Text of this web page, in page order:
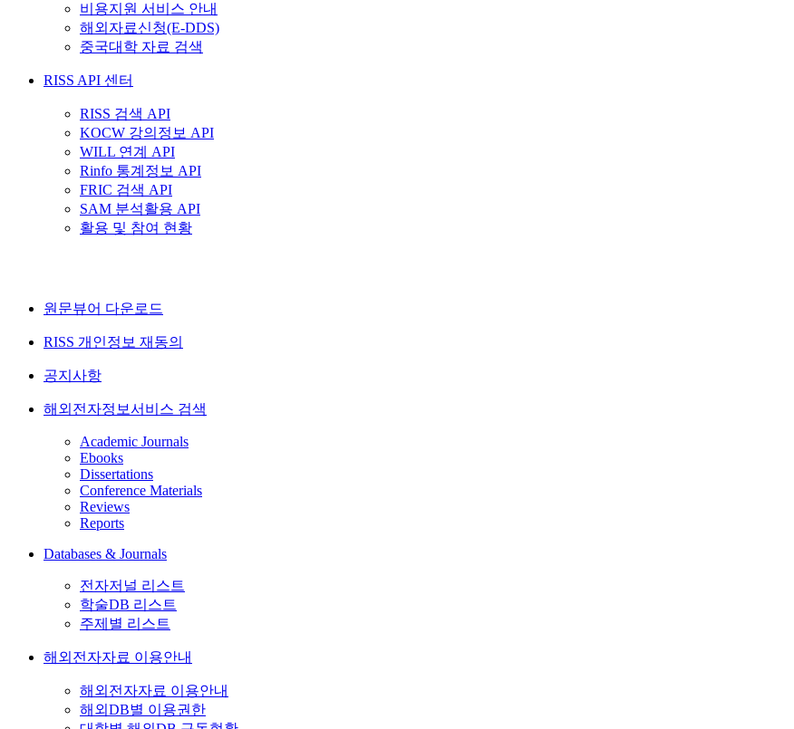
비용지원 서비스 안내
해외자료신청(E-DDS)
중국대학 자료 검색
RISS API 센터
RISS 검색 API
KOCW 강의정보 API
WILL 연계 API
Rinfo 통계정보 API
FRIC 검색 API
SAM 분석활용 API
활용 및 참여 현황
원문뷰어 다운로드
RISS 개인정보 재동의
공지사항
해외전자정보서비스 검색
Academic Journals
Ebooks
Dissertations
Conference Materials
Reviews
Reports
Databases & Journals
전자저널 리스트
학술DB 리스트
주제별 리스트
해외전자자료 이용안내
해외전자자료 이용안내
해외DB별 이용권한